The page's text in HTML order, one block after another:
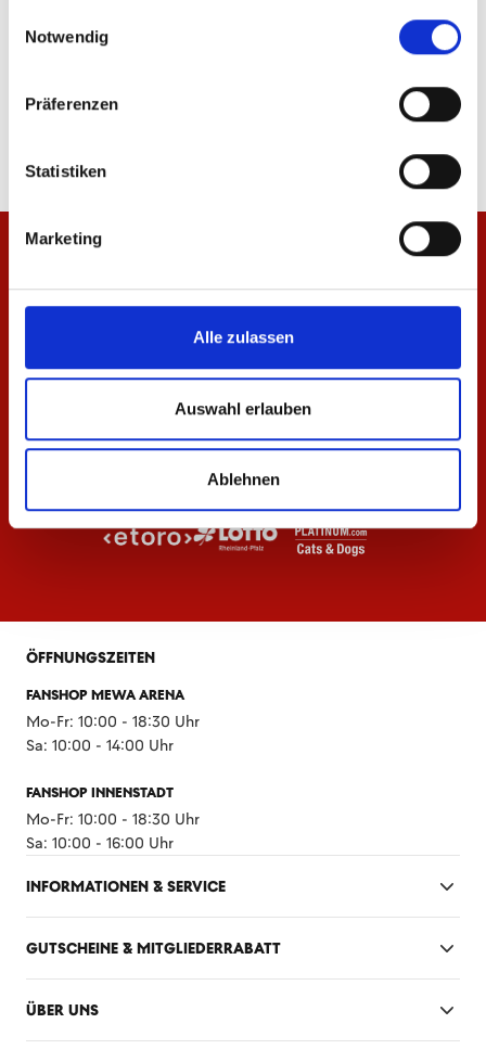
Notwendig
Präferenzen
Statistiken
Marketing
Alle zulassen
Auswahl erlauben
Ablehnen
39,95 €
ÖFFNUNGSZEITEN
FANSHOP MEWA ARENA
Mo-Fr: 10:00 - 18:30 Uhr
Sa: 10:00 - 14:00 Uhr
FANSHOP INNENSTADT
Mo-Fr: 10:00 - 18:30 Uhr
Sa: 10:00 - 16:00 Uhr
INFORMATIONEN & SERVICE
GUTSCHEINE & MITGLIEDERRABATT
ÜBER UNS